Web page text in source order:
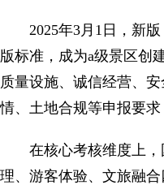
2025年3月1日，新
版标准，成为a级景区创
质量设施、诚信经营、
情、土地合规等申报要求
在核心考核维度上
理、游客体验、文旅融